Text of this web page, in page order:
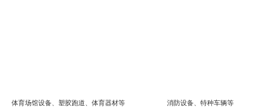
体育场馆设备、塑胶跑道、体育器材等 消防设备、特种车辆等